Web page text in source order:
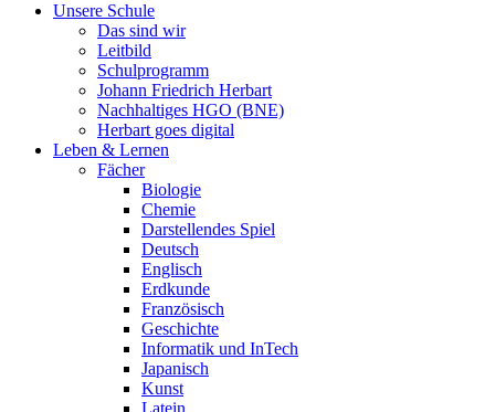
Unsere Schule
Das sind wir
Leitbild
Schulprogramm
Johann Friedrich Herbart
Nachhaltiges HGO (BNE)
Herbart goes digital
Leben & Lernen
Fächer
Biologie
Chemie
Darstellendes Spiel
Deutsch
Englisch
Erdkunde
Französisch
Geschichte
Informatik und InTech
Japanisch
Kunst